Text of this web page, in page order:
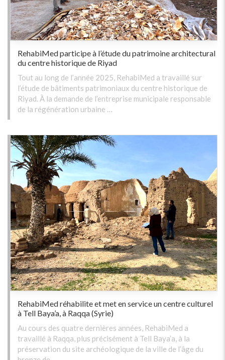
RehabiMed participe à l’étude du patrimoine architectural
du centre historique de Riyad
Tout au long de l’année 2025, RehabiMed a travaillé sur
l’étude de bâtiments patrimoniaux du centre historique de
Riyad. À la demande de l’entreprise municipale responsable
de la régénération urbaine …
RehabiMed réhabilite et met en service un centre culturel
à Tell Baya’a, à Raqqa (Syrie)
Au cours des quatre dernières années, RehabiMed a
travaillé à Raqqa, plus précisément à Tell Baya’a, à la
préservation du site archéologique de la ville de l’âge du